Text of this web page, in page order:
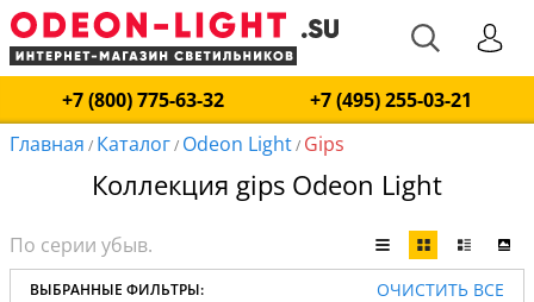
+7 (800) 775-63-32
+7 (495) 255-03-21
Главная / Каталог/ Odeon Light/ Gips
Коллекция gips Odeon Light
ВЫБРАННЫЕ ФИЛЬТРЫ: ОЧИСТИТЬ ВСЕ